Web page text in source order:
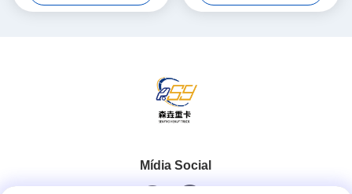
de 21-30t
de Emissão Euro 5
Mídia Social